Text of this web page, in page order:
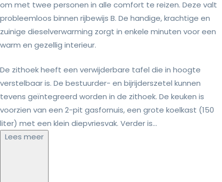
om met twee personen in alle comfort te reizen. Deze valt
probleemloos binnen rijbewijs B. De handige, krachtige en
zuinige dieselverwarming zorgt in enkele minuten voor een
warm en gezellig interieur.
De zithoek heeft een verwijderbare tafel die in hoogte
verstelbaar is. De bestuurder- en bijrijderszetel kunnen
tevens geïntegreerd worden in de zithoek. De keuken is
voorzien van een 2-pit gasfornuis, een grote koelkast (150
liter) met een klein diepvriesvak. Verder is...
Lees meer